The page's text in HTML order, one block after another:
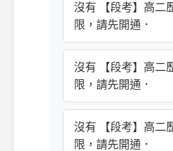
沒有 【段考】高二
限，請先開通．
沒有 【段考】高二
限，請先開通．
沒有 【段考】高二
限，請先開通．